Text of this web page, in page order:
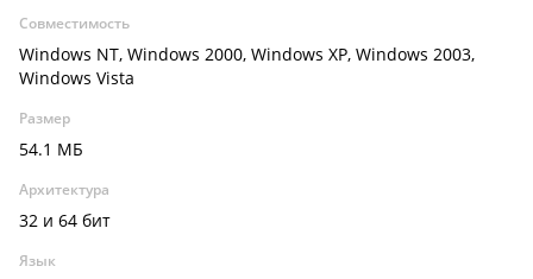
Совместимость
Windows NT, Windows 2000, Windows XP, Windows 2003,
Windows Vista
Размер
54.1 МБ
Архитектура
32 и 64 бит
Язык